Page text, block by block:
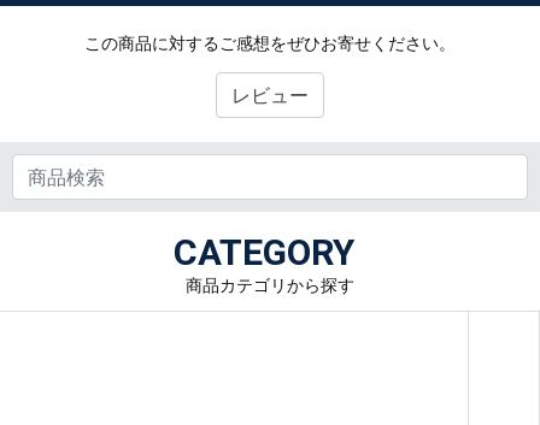
この商品に対するご感想をぜひお寄せください。
レビュー
CATEGORY
商品カテゴリから探す